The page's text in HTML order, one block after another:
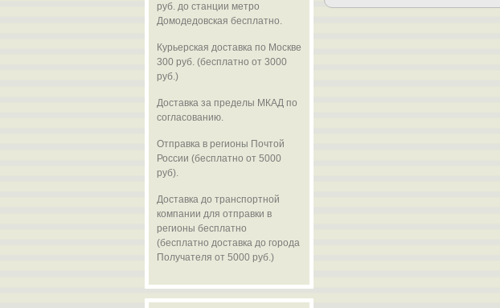
руб. до станции метро
Домодедовская бесплатно.
Курьерская доставка по Москве
300 руб. (бесплатно от 3000
руб.)
Доставка за пределы МКАД по
согласованию.
Отправка в регионы Почтой
России (бесплатно от 5000
руб).
Доставка до транспортной
компании для отправки в
регионы бесплатно
(бесплатно доставка до города
Получателя от 5000 руб.)